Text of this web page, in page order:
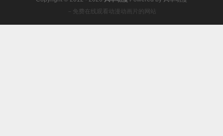
－免费在线观看动漫动画片的网站